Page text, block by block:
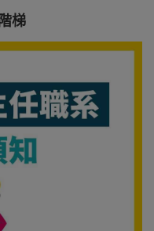
梯